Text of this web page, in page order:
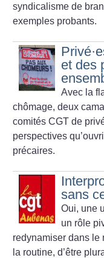
syndicalisme de
exemples probants.
Privé·
et des
Avec la
chômage, deux
comités CGT de
perspectives
précaires.
sans
Oui, une
un rôle
redynamiser dans le
la routine, d’être